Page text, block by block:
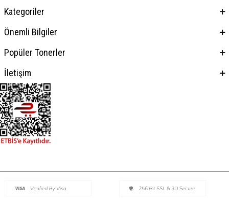
Kategoriler
Önemli Bilgiler
Popüler Tonerler
İletişim